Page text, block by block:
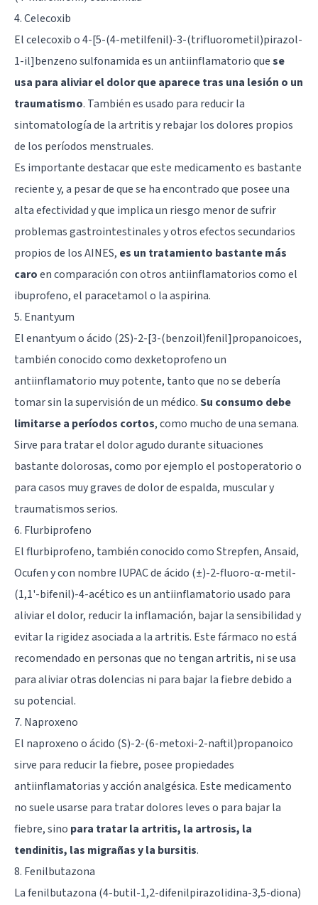
4. Celecoxib
El celecoxib o 4-[5-(4-metilfenil)-3-(trifluorometil)pirazol-
1-il]benzeno sulfonamida es un antiinflamatorio quese
usa para aliviar el dolor que aparece tras una lesión o un
traumatismo. También es usado para reducir la
sintomatología de la artritis y rebajar los dolores propios
de los períodos menstruales.
Es importante destacar que este medicamento es bastante
reciente y, a pesar de que se ha encontrado que posee una
alta efectividad y que implica un riesgo menor de sufrir
problemas gastrointestinales y otros efectos secundarios
propios de los AINES, es un tratamiento bastante más
caroen comparación con otros antiinflamatorios como el
ibuprofeno, el paracetamol o la aspirina.
5. Enantyum
El enantyum o ácido (2S)-2-[3-(benzoil)fenil]propanoicoes,
también conocido como dexketoprofeno un
antiinflamatorio muy potente, tanto que no se debería
tomar sin la supervisión de un médico.Su consumo debe
limitarse a períodos cortos, como mucho de una semana.
Sirve para tratar el dolor agudo durante situaciones
bastante dolorosas, como por ejemplo el postoperatorio o
para casos muy graves de dolor de espalda, muscular y
traumatismos serios.
6. Flurbiprofeno
El flurbiprofeno, también conocido como Strepfen, Ansaid,
Ocufen y con nombre IUPAC de ácido (±)-2-fluoro-α-metil-
(1,1'-bifenil)-4-acético es un antiinflamatorio usado para
aliviar el dolor, reducir la inflamación, bajar la sensibilidad y
evitar la rigidez asociada a la artritis. Este fármaco no está
recomendado en personas que no tengan artritis, ni se usa
para aliviar otras dolencias ni para bajar la fiebre debido a
su potencial.
7. Naproxeno
El naproxeno o ácido (S)-2-(6-metoxi-2-naftil)propanoico
sirve para reducir la fiebre, posee propiedades
antiinflamatorias y acción analgésica. Este medicamento
no suele usarse para tratar dolores leves o para bajar la
fiebre, sino para tratar la artritis, la artrosis, la
tendinitis, las migrañas y la bursitis.
8. Fenilbutazona
La fenilbutazona (4-butil-1,2-difenilpirazolidina-3,5-diona)